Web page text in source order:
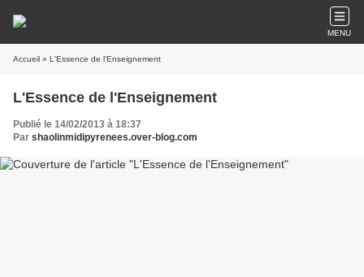
MENU
Accueil » L'Essence de l'Enseignement
L'Essence de l'Enseignement
Publié le 14/02/2013 à 18:37
Par shaolinmidipyrenees.over-blog.com